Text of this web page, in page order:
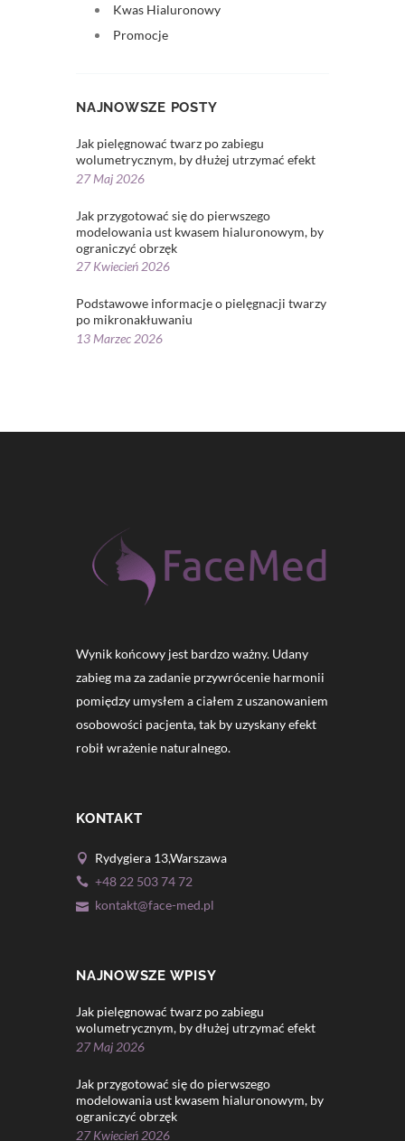
Kwas Hialuronowy
Promocje
NAJNOWSZE POSTY
Jak pielęgnować twarz po zabiegu
wolumetrycznym, by dłużej utrzymać efekt
27 Maj 2026
Jak przygotować się do pierwszego
modelowania ust kwasem hialuronowym, by
ograniczyć obrzęk
27 Kwiecień 2026
Podstawowe informacje o pielęgnacji twarzy
po mikronakłuwaniu
13 Marzec 2026
Wynik końcowy jest bardzo ważny. Udany
zabieg ma za zadanie przywrócenie harmonii
pomiędzy umysłem a ciałem z uszanowaniem
osobowości pacjenta, tak by uzyskany efekt
robił wrażenie naturalnego.
KONTAKT
Rydygiera 13,Warszawa
+48 22 503 74 72
kontakt@face-med.pl
NAJNOWSZE WPISY
Jak pielęgnować twarz po zabiegu
wolumetrycznym, by dłużej utrzymać efekt
27 Maj 2026
Jak przygotować się do pierwszego
modelowania ust kwasem hialuronowym, by
ograniczyć obrzęk
27 Kwiecień 2026